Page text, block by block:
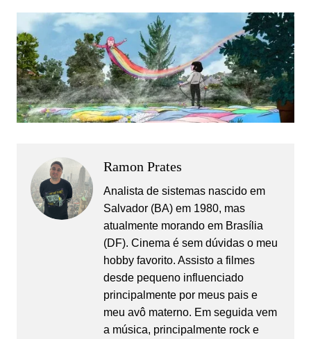
Ramon Prates
Analista de sistemas nascido em
Salvador (BA) em 1980, mas
atualmente morando em Brasília
(DF). Cinema é sem dúvidas o meu
hobby favorito. Assisto a filmes
desde pequeno influenciado
principalmente por meus pais e
meu avô materno. Em seguida vem
a música, principalmente rock e